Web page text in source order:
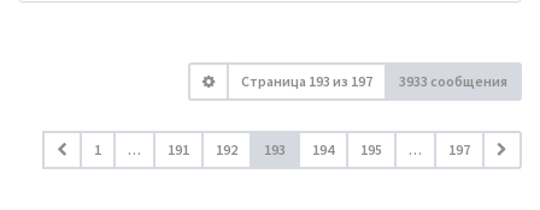
Страница 193 из 197 3933 сообщения
1 … 191 192 193 194 195 … 197